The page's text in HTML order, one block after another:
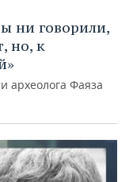
ни говорили,
но, к
археолога Фаяза